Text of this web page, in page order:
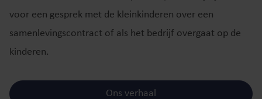
voor een gesprek met de kleinkinderen over een
samenlevingscontract of als het bedrijf overgaat op de
kinderen.
Ons verhaal